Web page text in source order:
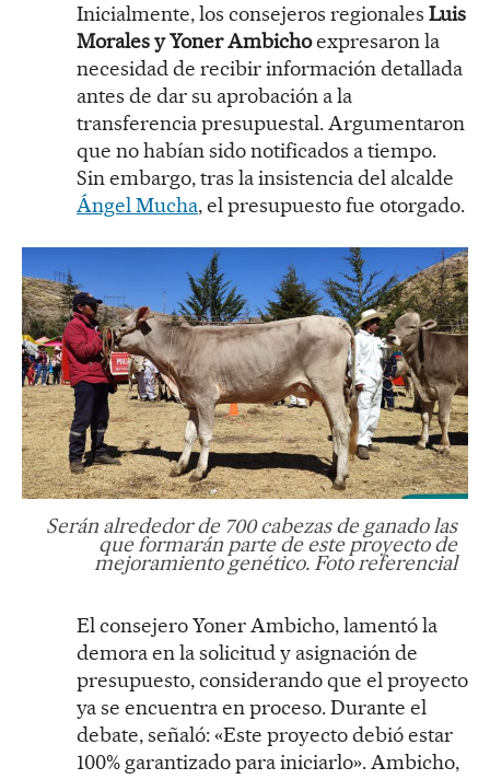
Inicialmente, los consejeros regionales Luis
Morales y Yoner Ambichoexpresaron la
necesidad de recibir información detallada
antes de dar su aprobación a la
transferencia presupuestal. Argumentaron
que no habían sido notificados a tiempo.
Sin embargo, tras la insistencia del alcalde
Ángel Mucha, el presupuesto fue otorgado.
Serán alrededor de 700 cabezas de ganado las
que formarán parte de este proyecto de
mejoramiento genético. Foto referencial
El consejero Yoner Ambicho, lamentó la
demora en la solicitud y asignación de
presupuesto, considerando que el proyecto
ya se encuentra en proceso. Durante el
debate, señaló: «Este proyecto debió estar
100% garantizado para iniciarlo». Ambicho,